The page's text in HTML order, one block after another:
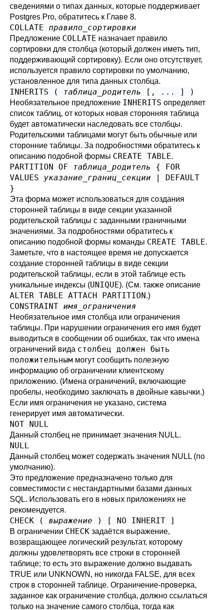
сведениями о типах данных, которые поддерживает
Postgres Pro, обратитесь к Главе 8.
COLLATE правило_сортировки
Предложение COLLATE назначает правило
сортировки для столбца (который должен иметь тип,
поддерживающий сортировку). Если оно отсутствует,
используется правило сортировки по умолчанию,
установленное для типа данных столбца.
INHERITS ( таблица_родитель [, ... ] )
Необязательное предложение INHERITS определяет
список таблиц, от которых новая сторонняя таблица
будет автоматически наследовать все столбцы.
Родительскими таблицами могут быть обычные или
сторонние таблицы. За подробностями обратитесь к
описанию подобной формы CREATE TABLE.
PARTITION OF таблица_родитель { FOR
VALUES указание_границ_секции | DEFAULT
}
Эта форма может использоваться для создания
сторонней таблицы в виде секции указанной
родительской таблицы с заданными граничными
значениями. За подробностями обратитесь к
описанию подобной формы команды CREATE TABLE.
Заметьте, что в настоящее время не допускается
создание сторонней таблицы в виде секции
родительской таблицы, если в этой таблице есть
уникальные индексы (UNIQUE). (См. также описание
ALTER TABLE ATTACH PARTITION.)
CONSTRAINT имя_ограничения
Необязательное имя столбца или ограничения
таблицы. При нарушении ограничения его имя будет
выводиться в сообщении об ошибках, так что имена
ограничений вида столбец должен быть
положительным могут сообщить полезную
информацию об ограничении клиентскому
приложению. (Имена ограничений, включающие
пробелы, необходимо заключать в двойные кавычки.)
Если имя ограничения не указано, система
генерирует имя автоматически.
NOT NULL
Данный столбец не принимает значения NULL.
NULL
Данный столбец может содержать значения NULL (по
умолчанию).
Это предложение предназначено только для
совместимости с нестандартными базами данных
SQL. Использовать его в новых приложениях не
рекомендуется.
CHECK ( выражение ) [ NO INHERIT ]
В ограничении CHECK задаётся выражение,
возвращающее логический результат, которому
должны удовлетворять все строки в сторонней
таблице; то есть это выражение должно выдавать
TRUE или UNKNOWN, но никогда FALSE, для всех
строк в сторонней таблице. Ограничение-проверка,
заданное как ограничение столбца, должно ссылаться
только на значение самого столбца, тогда как